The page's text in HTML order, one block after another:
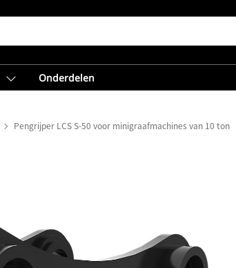
Onderdelen
Pengrijper LCS S-50 voor minigraafmachines van 10 ton